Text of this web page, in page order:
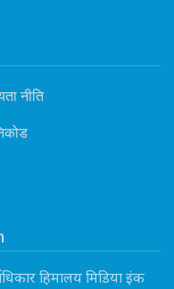
नीति
हिमालय मिडिया इंक